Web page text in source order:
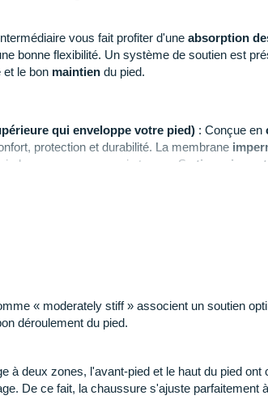
vous fait profiter d'une absorption
bonne flexibilité. Un système de soutien est
et le bon maintiendu pied.
qui enveloppe votre pied): Conçue en
protection et durabilité. La membrane
au sec par mauvais temps. Sa tige mi-
zones marquées aux extrémités pour une
Run : 571 g en taille 42
« moderately stiff » associent un soutien
déroulement du pied.
à deux zones, l'avant-pied et le haut du pied ont
De ce fait, la chaussure s'ajuste parfaitement à